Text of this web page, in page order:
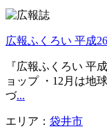
広報ふくろい 平成
『広報ふくろい 平
ョップ ・12月は地
づ...
エリア： 袋井市